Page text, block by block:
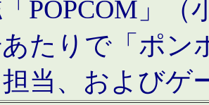
POPCOM」（
あたりで「ポン
当、およびゲ